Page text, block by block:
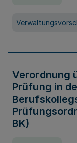
Verordnung
Prüfung in
BK)